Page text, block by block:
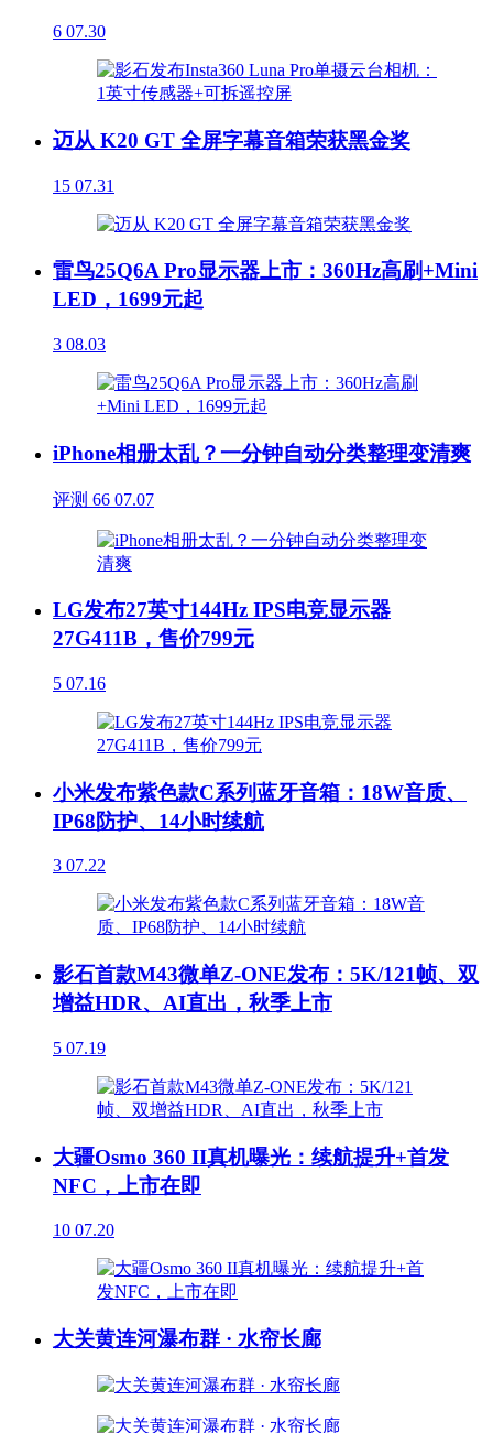
6 07.30
迈从 K20 GT 全屏字幕音箱荣获黑金奖
15 07.31
雷鸟25Q6A Pro显示器上市：360Hz高刷+Mini
LED，1699元起
3 08.03
iPhone相册太乱？一分钟自动分类整理变清爽
评测 66 07.07
LG发布27英寸144Hz IPS电竞显示器
27G411B，售价799元
5 07.16
小米发布紫色款C系列蓝牙音箱：18W音质、
IP68防护、14小时续航
3 07.22
影石首款M43微单Z-ONE发布：5K/121帧、双
增益HDR、AI直出，秋季上市
5 07.19
大疆Osmo 360 II真机曝光：续航提升+首发
NFC，上市在即
10 07.20
大关黄连河瀑布群 · 水帘长廊